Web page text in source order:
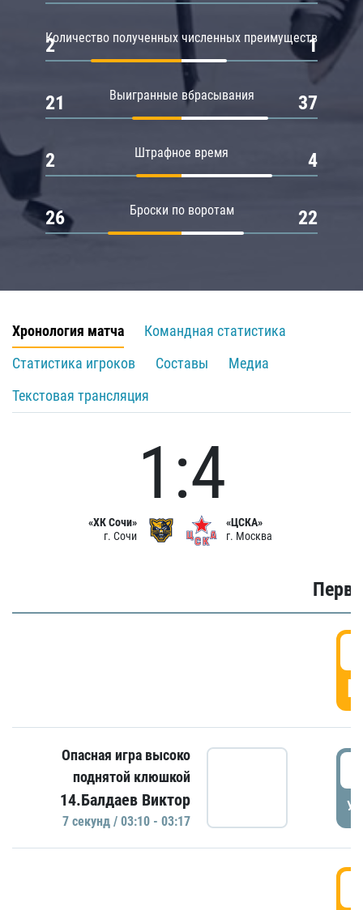
Количество полученных численных преимуществ
2 1
Выигранные вбрасывания
21 37
Штрафное время
2 4
Броски по воротам
26 22
Хронология матча
Командная статистика
Статистика игроков
Составы
Медиа
Текстовая трансляция
«ХК Сочи»
г. Сочи
1:4
«ЦСКА»
г. Москва
Опасная игра высоко
поднятой клюшкой
14.Балдаев Виктор
7 секунд / 03:10 - 03:17